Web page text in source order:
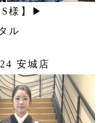
S様】▶
ル
安城店